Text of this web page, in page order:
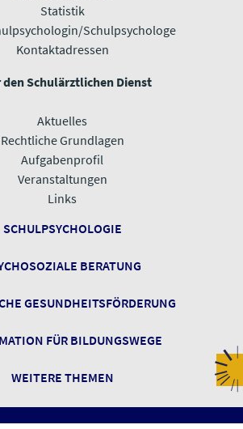
Statistik
Schulpsychologe
Kontaktadressen
den Schulärztlichen Dienst
Aktuelles
Rechtliche Grundlagen
Aufgabenprofil
Veranstaltungen
​​​​​​​Links
SCHULPSYCHOLOGIE
BERATUNG
GESUNDHEITSFÖRDERUNG
FÜR BILDUNGSWEGE
​​​​​​​WEITERE THEMEN